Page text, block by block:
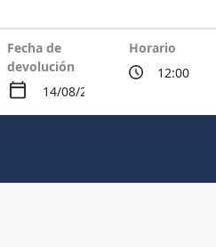
Fecha de
devolución
Horario